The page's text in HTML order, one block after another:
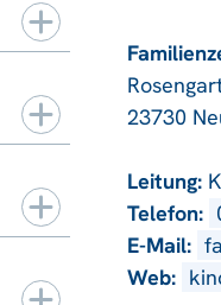
23730
Leitung:
Telefon:
E-Mail:
Web: